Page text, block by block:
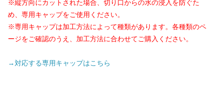
※縦方向にカットされた場合、切り口からの水の浸入を防ぐた
め、専用キャップをご使用ください。
※専用キャップは加工方法によって種類があります。各種類のペ
ージをご確認のうえ、加工方法に合わせてご購入ください。
→対応する専用キャップはこちら